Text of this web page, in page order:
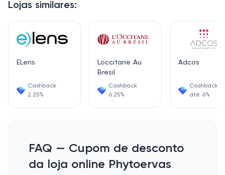
Lojas similares:
ELens
Cashback
2.25%
Loccitane Au
Bresil
Cashback
6.25%
Adcos
Cashback
até 6%
FAQ — Cupom de desconto
da loja online Phytoervas